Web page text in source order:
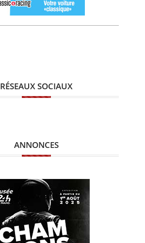
RÉSEAUX SOCIAUX
ANNONCES